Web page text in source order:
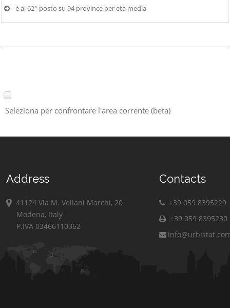
è al 62° posto su 94 province per età media
Seleziona per confrontare l'area corrente (beta)
Address
41124 Via M. Vellani Marchi, 20
Modena, Italy
P.IVA 03466110362
Contacts
+39 059 8395229
+39 059 8395230